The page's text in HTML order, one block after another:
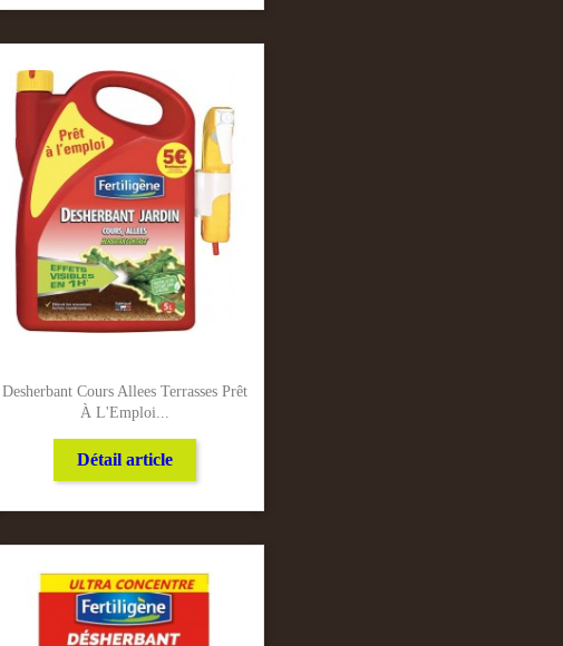
Desherbant Cours Allees Terrasses Prêt
À L'Emploi...
Détail article